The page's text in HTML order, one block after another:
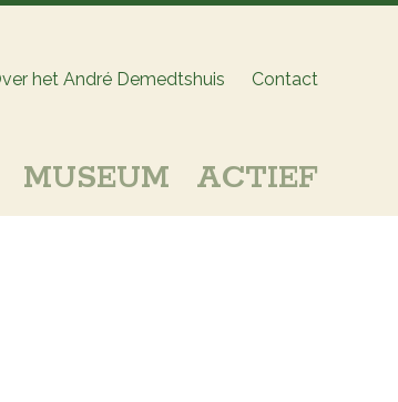
het André Demedtshuis Contact
MUSEUM ACTIEF